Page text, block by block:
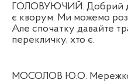
ГОЛОВУЮЧИЙ. Добрий
є кворум. Ми можемо
Але спочатку давайте
перекличку, хто є.
МОСОЛОВ Ю.О.